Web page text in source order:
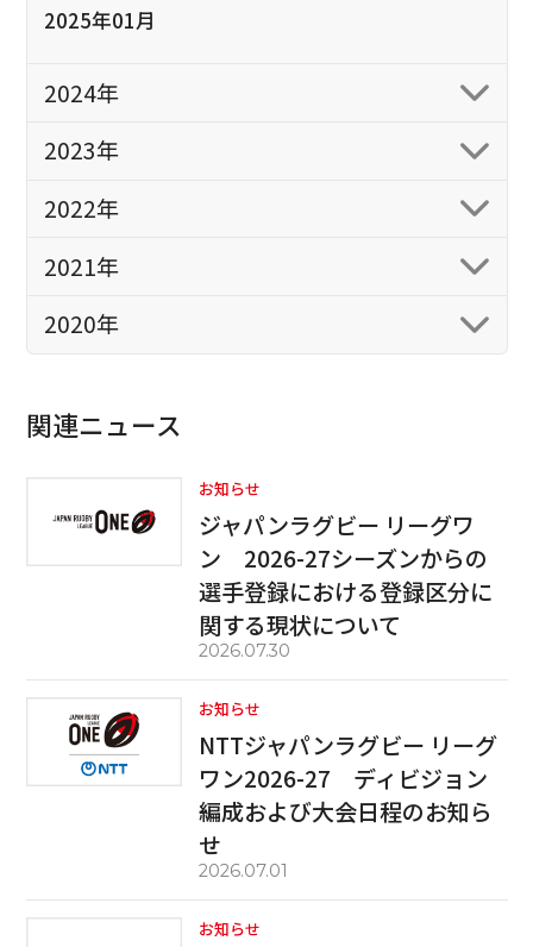
2025年01月
2024年
2023年
2022年
2021年
2020年
関連ニュース
お知らせ
ジャパンラグビー リーグワ
ン 2026-27シーズンからの
選手登録における登録区分に
関する現状について
2026.07.30
お知らせ
NTTジャパンラグビー リーグ
ワン2026-27 ディビジョン
編成および大会日程のお知ら
せ
2026.07.01
お知らせ